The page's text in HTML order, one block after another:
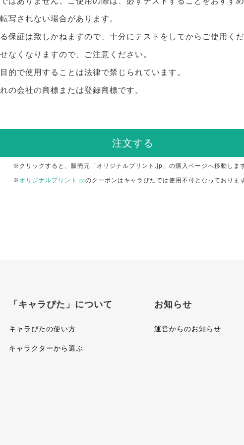
写されない場合があります。
保証は致しかねますので、十分にテストをしてからご使用くだ
なくなりますので、ご注意ください。
的で使用することは法律で禁じられています。
の会社の商標または登録商標です。
注文する
※クリックすると、販売元「オリジナルプリント.jp」の購入ページへ移動しま
※ オリジナルプリント.jpのクーポンはキャラぴたでは使用不可となっておりま
「キャラぴた」について
キャラぴたの使い方
キャラクターから選ぶ
お知らせ
運営からのお知らせ